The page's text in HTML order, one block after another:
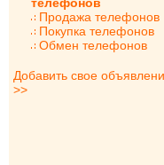
Продажа телефонов
Покупка телефонов
Обмен телефонов
Добавить свое
>>